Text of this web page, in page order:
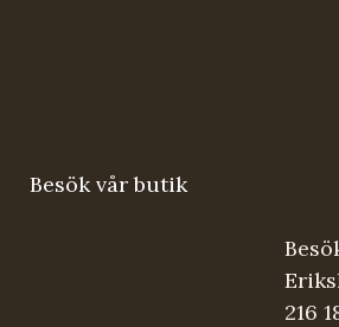
Besök vår butik
216